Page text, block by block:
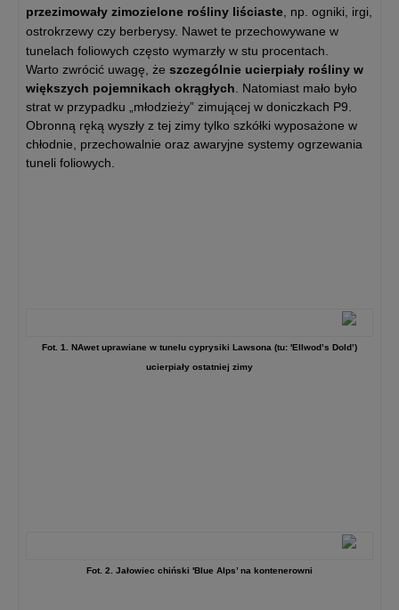
przezimowały zimozielone rośliny liściaste , np. ogniki, irgi,
ostrokrzewy czy berberysy. Nawet te przechowywane w
tunelach foliowych często wymarzły w stu procentach.
Warto zwrócić uwagę, że szczególnie ucierpiały rośliny w
większych pojemnikach okrągłych . Natomiast mało było
strat w przypadku „młodzieży” zimującej w doniczkach P9.
Obronną ręką wyszły z tej zimy tylko szkółki wyposażone w
chłodnie, przechowalnie oraz awaryjne systemy ogrzewania
tuneli foliowych.
Fot. 1. NAwet uprawiane w tunelu cyprysiki Lawsona (tu: 'Ellwod’s Dold’)
ucierpiały ostatniej zimy
Fot. 2. Jałowiec chiński 'Blue Alps’ na kontenerowni